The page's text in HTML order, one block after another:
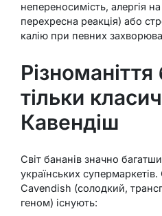
непереносимість, алергія
перехресна реакція) або
калію при певних
тільки
Кавендіш
Світ бананів значно
українських
Cavendish (солодкий,
геном) існують: